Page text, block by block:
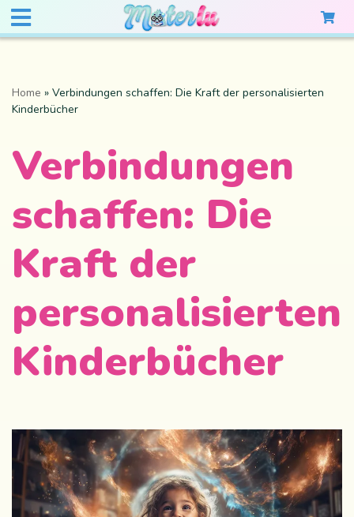
Home » Verbindungen schaffen: Die Kraft der personalisierten
Kinderbücher
Verbindungen
schaffen: Die
Kraft der
personalisierten
Kinderbücher